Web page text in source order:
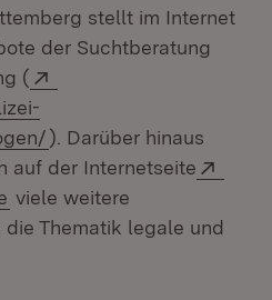
stellt im Internet
der Suchtberatung
(
(Öffnet in neuem
). Darüber hinaus
auf der Internetseite
(Öffnet in neuem Fenster)
viele weitere
Thematik legale und